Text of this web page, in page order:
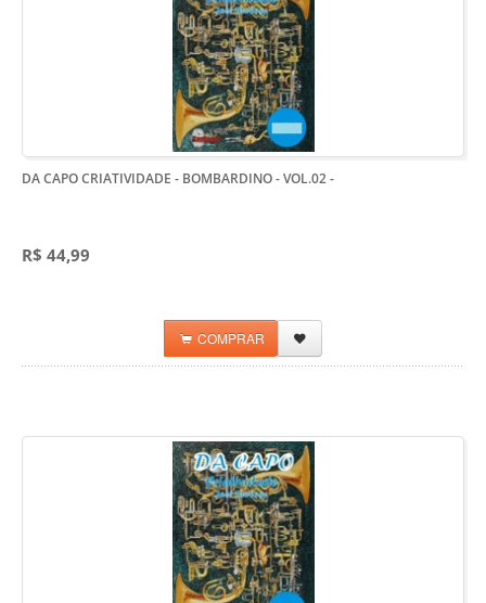
DA CAPO CRIATIVIDADE - BOMBARDINO - VOL.02-
R$ 44,99
COMPRAR